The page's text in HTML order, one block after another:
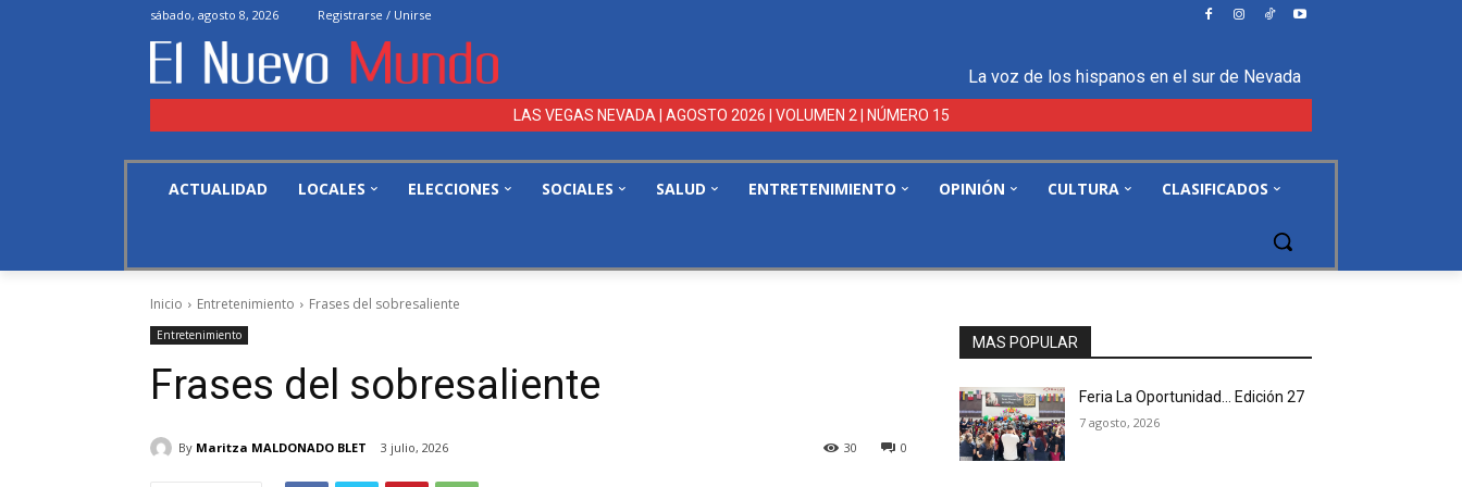
sábado, agosto 8, 2026 Registrarse / Unirse
La voz de los hispanos en el sur de Nevada
LAS VEGAS NEVADA | AGOSTO 2026 | VOLUMEN 2 | NÚMERO 15
ACTUALIDAD LOCALES ELECCIONES SOCIALES SALUD ENTRETENIMIENTO OPINIÓN CULTURA CLASIFICADOS
Inicio Entretenimiento Frases del sobresaliente
Entretenimiento
Frases del sobresaliente
By Maritza MALDONADO BLET 3 julio, 2026 0
30
MAS POPULAR
Feria La Oportunidad… Edición 27
7 agosto, 2026